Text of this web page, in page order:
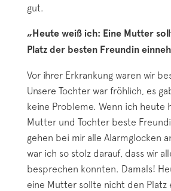
gut.
„Heute weiß ich: Eine Mutter
Platz der besten Freundin
Vor ihrer Erkrankung waren wir
Unsere Tochter war fröhlich, es
keine Probleme. Wenn ich heute
Mutter und Tochter beste
gehen bei mir alle Alarmglocken
war ich so stolz darauf, dass wir
besprechen konnten. Damals!
eine Mutter sollte nicht den Platz